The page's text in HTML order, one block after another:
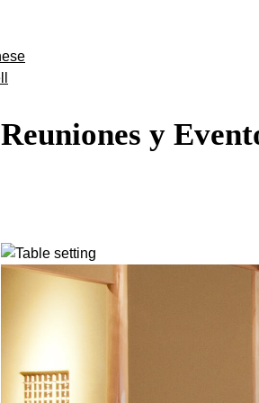
Reuniones y